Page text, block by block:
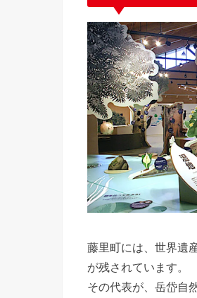
藤里町には、世界遺
が残されています。
その代表が、岳岱自